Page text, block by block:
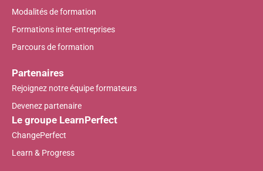
Modalités de formation
Formations inter-entreprises
Parcours de formation
Partenaires
Rejoignez notre équipe formateurs
Devenez partenaire
Le groupe LearnPerfect
ChangePerfect
Learn & Progress